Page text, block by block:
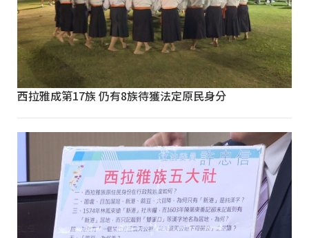
西拉雅成第17族 仍有8族待獲法定原民身分